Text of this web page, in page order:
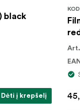
black
Dėti į krepšelį
EAN